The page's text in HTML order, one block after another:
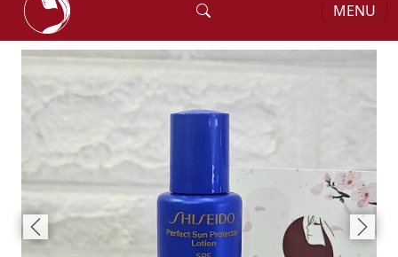
MENU